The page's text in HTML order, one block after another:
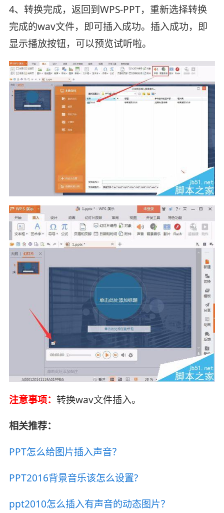
4、转换完成，返回到WPS-PPT，重新选择转换
完成的wav文件，即可插入成功。插入成功，即
显示播放按钮，可以预览试听啦。
注意事项： 转换wav文件插入。
相关推荐：
PPT怎么给图片插入声音？
PPT2016背景音乐该怎么设置?
ppt2010怎么插入有声音的动态图片？